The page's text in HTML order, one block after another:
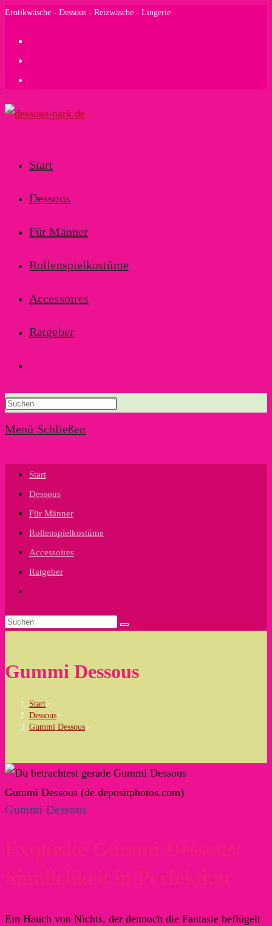
Zum
Erotikwäsche - Dessous - Reizwäsche - Lingerie
Start
Dessous
Für Männer
Rollenspielkostüme
Accessoires
Ratgeber
Suche
umschalten
Menü Schließen
Start
Dessous
Für Männer
Rollenspielkostüme
Accessoires
Ratgeber
umschalten
Gummi Dessous
Start>
Dessous>
Gummi Dessous>
Gummi Dessous (de.depositphotos.com)
Gummi Dessous
Exquisite Gummi-Dessous:
Sinnlichkeit in Perfektion
Ein Hauch von Nichts, der dennoch die Fantasie beflügelt